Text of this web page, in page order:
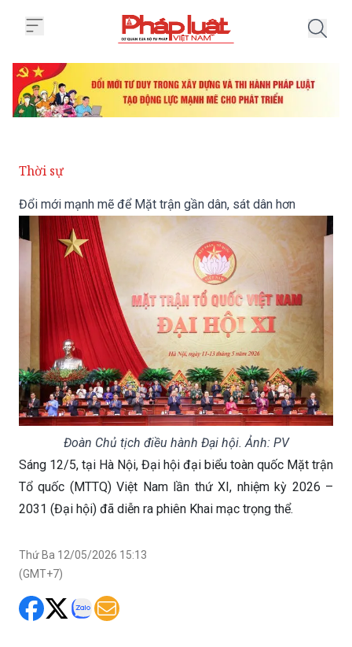
Thời sự
Đổi mới mạnh mẽ để Mặt trận gần dân, sát dân hơn
Đoàn Chủ tịch điều hành Đại hội. Ảnh: PV
Sáng 12/5, tại Hà Nội, Đại hội đại biểu toàn quốc Mặt trận
Tổ quốc (MTTQ) Việt Nam lần thứ XI, nhiệm kỳ 2026 –
2031 (Đại hội) đã diễn ra phiên Khai mạc trọng thể.
Thứ Ba 12/05/2026 15:13
(GMT+7)